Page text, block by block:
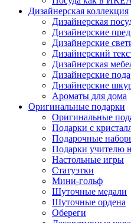
Дизайнерская коллекция
Дизайнерская
Дизайнерские
Дизайнерские
Дизайнерский
Дизайнерская
Дизайнерские
Дизайнерские
Ароматы для дома
Оригинальные подарки
Оригинальные
Подарки с
Подарочные
Подарки учителю
Настольные игры
Статуэтки
Мини-гольф
Шуточные медали
Шуточные ордена
Обереги